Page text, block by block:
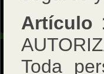
Artículo
Toda